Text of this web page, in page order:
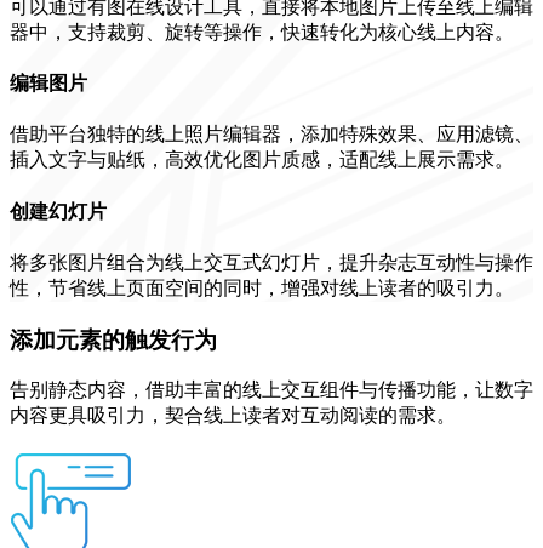
可以通过有图在线设计工具，直接将本地图片上传至线上编辑
器中，支持裁剪、旋转等操作，快速转化为核心线上内容。
编辑图片
借助平台独特的线上照片编辑器，添加特殊效果、应用滤镜、
插入文字与贴纸，高效优化图片质感，适配线上展示需求。
创建幻灯片
将多张图片组合为线上交互式幻灯片，提升杂志互动性与操作
性，节省线上页面空间的同时，增强对线上读者的吸引力。
添加元素的触发行为
告别静态内容，借助丰富的线上交互组件与传播功能，让数字
内容更具吸引力，契合线上读者对互动阅读的需求。